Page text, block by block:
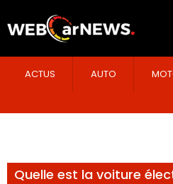
ACTUS AUTO
Quelle est la voiture